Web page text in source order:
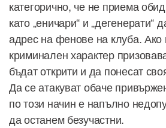
категорично, че не приема
като „еничари“ и „дегенерати“
адрес на фенове на клуба. Ако
криминален характер
бъдат открити и да понесат
Да се атакуват обаче
по този начин е напълно
да останем безучастни.